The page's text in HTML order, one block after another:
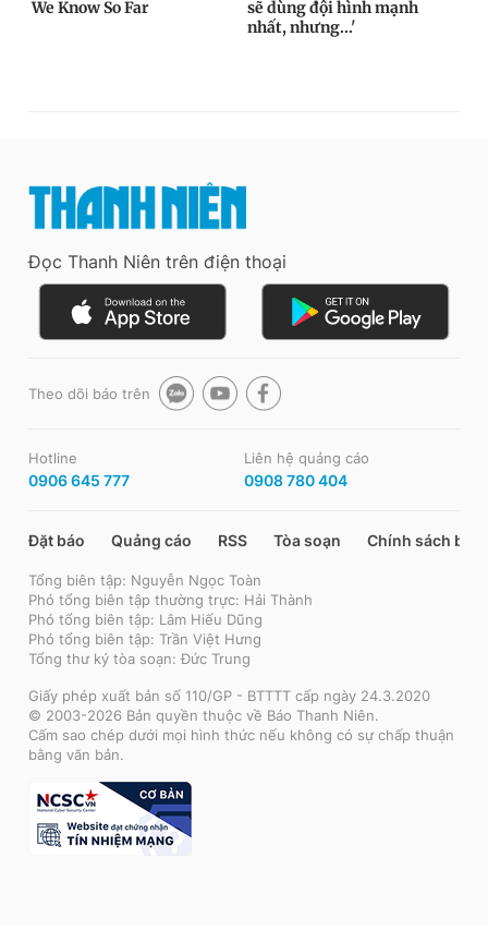
Đọc Thanh Niên trên điện thoại
Theo dõi báo trên
Hotline
0906 645 777
Liên hệ quảng cáo
0908 780 404
Đặt báo Quảng cáo RSS Tòa soạn Chính sách bảo
Tổng biên tập: Nguyễn Ngọc Toàn
Phó tổng biên tập thường trực: Hải Thành
Phó tổng biên tập: Lâm Hiếu Dũng
Phó tổng biên tập: Trần Việt Hưng
Tổng thư ký tòa soạn: Đức Trung
Giấy phép xuất bản số 110/GP - BTTTT cấp ngày 24.3.2020
© 2003-2026 Bản quyền thuộc về Báo Thanh Niên.
Cấm sao chép dưới mọi hình thức nếu không có sự chấp thuận
bằng văn bản.